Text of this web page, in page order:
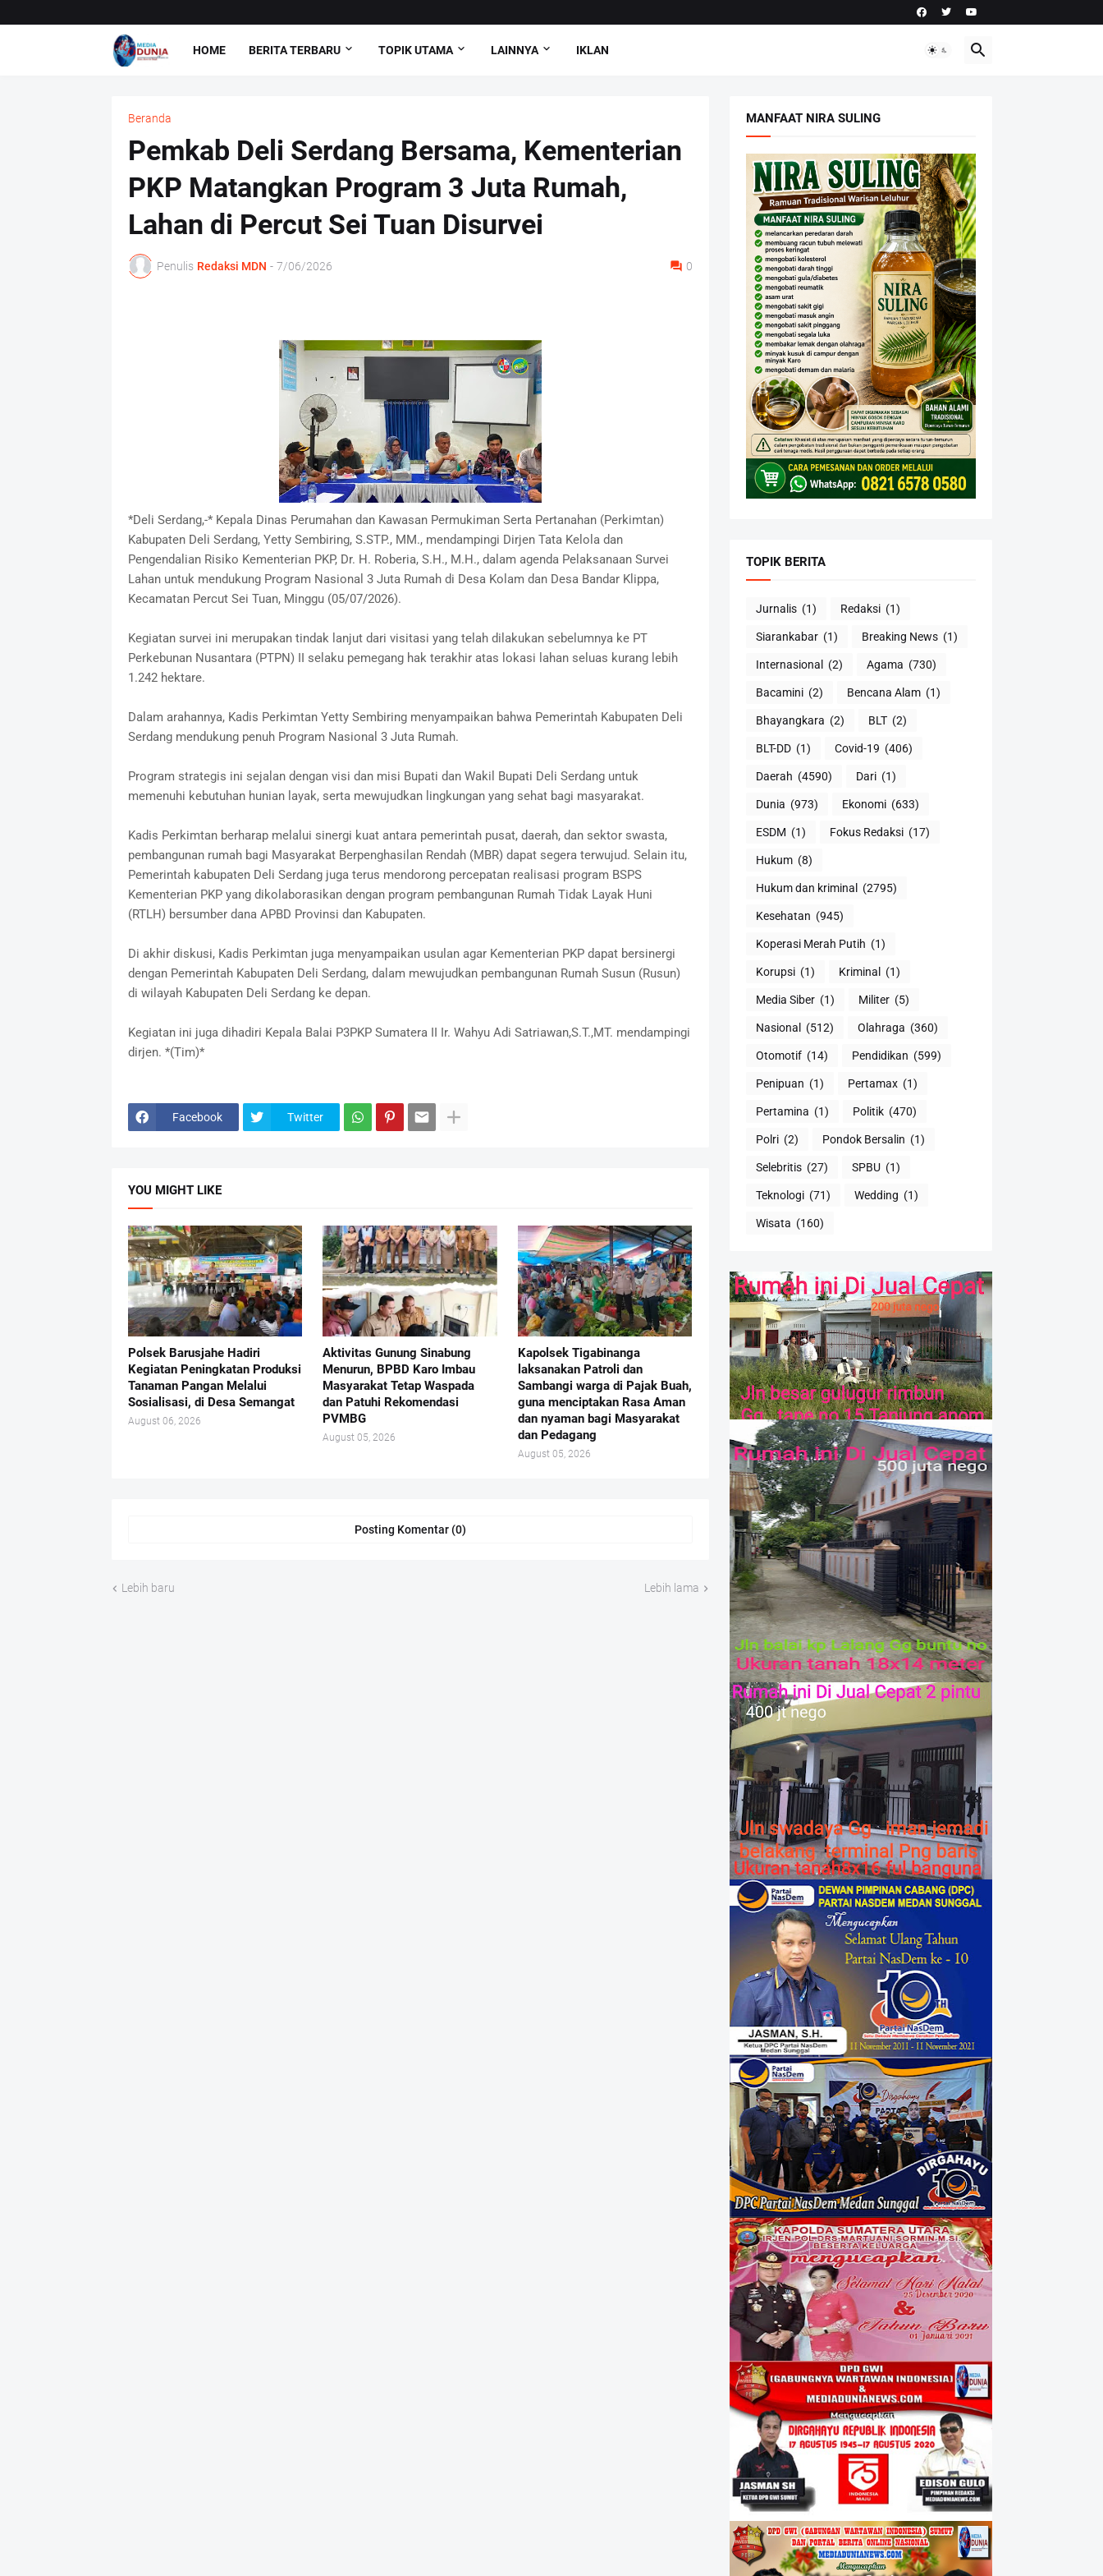
HOME BERITA TERBARU TOPIK UTAMA LAINNYA IKLAN
Beranda
Pemkab Deli Serdang Bersama, Kementerian
PKP Matangkan Program 3 Juta Rumah,
Lahan di Percut Sei Tuan Disurvei
Penulis Redaksi MDN - 7/06/2026 0
*Deli Serdang,-* Kepala Dinas Perumahan dan Kawasan Permukiman Serta Pertanahan (Perkimtan)
Kabupaten Deli Serdang, Yetty Sembiring, S.STP., MM., mendampingi Dirjen Tata Kelola dan
Pengendalian Risiko Kementerian PKP, Dr. H. Roberia, S.H., M.H., dalam agenda Pelaksanaan Survei
Lahan untuk mendukung Program Nasional 3 Juta Rumah di Desa Kolam dan Desa Bandar Klippa,
Kecamatan Percut Sei Tuan, Minggu (05/07/2026).
Kegiatan survei ini merupakan tindak lanjut dari visitasi yang telah dilakukan sebelumnya ke PT
Perkebunan Nusantara (PTPN) II selaku pemegang hak terakhir atas lokasi lahan seluas kurang lebih
1.242 hektare.
Dalam arahannya, Kadis Perkimtan Yetty Sembiring menyampaikan bahwa Pemerintah Kabupaten Deli
Serdang mendukung penuh Program Nasional 3 Juta Rumah.
Program strategis ini sejalan dengan visi dan misi Bupati dan Wakil Bupati Deli Serdang untuk
memenuhi kebutuhan hunian layak, serta mewujudkan lingkungan yang sehat bagi masyarakat.
Kadis Perkimtan berharap melalui sinergi kuat antara pemerintah pusat, daerah, dan sektor swasta,
pembangunan rumah bagi Masyarakat Berpenghasilan Rendah (MBR) dapat segera terwujud. Selain itu,
Pemerintah kabupaten Deli Serdang juga terus mendorong percepatan realisasi program BSPS
Kementerian PKP yang dikolaborasikan dengan program pembangunan Rumah Tidak Layak Huni
(RTLH) bersumber dana APBD Provinsi dan Kabupaten.
Di akhir diskusi, Kadis Perkimtan juga menyampaikan usulan agar Kementerian PKP dapat bersinergi
dengan Pemerintah Kabupaten Deli Serdang, dalam mewujudkan pembangunan Rumah Susun (Rusun)
di wilayah Kabupaten Deli Serdang ke depan.
Kegiatan ini juga dihadiri Kepala Balai P3PKP Sumatera II Ir. Wahyu Adi Satriawan,S.T.,MT. mendampingi
dirjen. *(Tim)*
Facebook Twitter
YOU MIGHT LIKE
Polsek Barusjahe Hadiri
Kegiatan Peningkatan Produksi
Tanaman Pangan Melalui
Sosialisasi, di Desa Semangat
August 06, 2026
Aktivitas Gunung Sinabung
Menurun, BPBD Karo Imbau
Masyarakat Tetap Waspada
dan Patuhi Rekomendasi
PVMBG
August 05, 2026
Kapolsek Tigabinanga
laksanakan Patroli dan
Sambangi warga di Pajak Buah,
guna menciptakan Rasa Aman
dan nyaman bagi Masyarakat
dan Pedagang
August 05, 2026
Posting Komentar (0)
Lebih baru Lebih lama
MANFAAT NIRA SULING
TOPIK BERITA
Jurnalis (1) Redaksi (1)
Siarankabar (1) Breaking News (1)
Internasional (2) Agama (730)
Bacamini (2) Bencana Alam (1)
Bhayangkara (2) BLT (2)
BLT-DD (1) Covid-19 (406)
Daerah (4590) Dari (1)
Dunia (973) Ekonomi (633)
ESDM (1) Fokus Redaksi (17)
Hukum (8)
Hukum dan kriminal (2795)
Kesehatan (945)
Koperasi Merah Putih (1)
Korupsi (1) Kriminal (1)
Media Siber (1) Militer (5)
Nasional (512) Olahraga (360)
Otomotif (14) Pendidikan (599)
Penipuan (1) Pertamax (1)
Pertamina (1) Politik (470)
Polri (2) Pondok Bersalin (1)
Selebritis (27) SPBU (1)
Teknologi (71) Wedding (1)
Wisata (160)